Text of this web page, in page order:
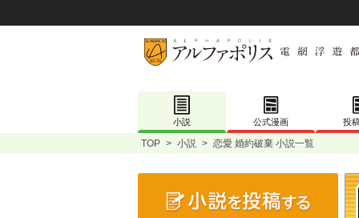
小説 公式漫画 投
TOP > 小説 > 恋愛 婚約破棄 小説一覧